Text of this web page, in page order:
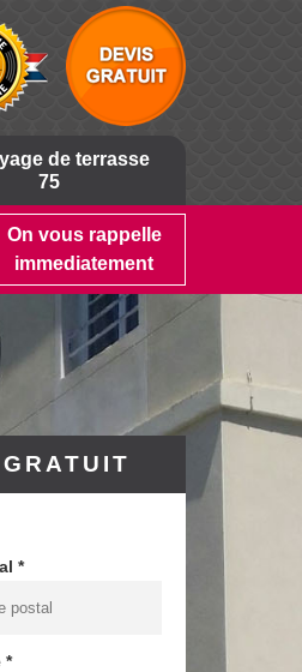
de terrasse
75
On vous rappelle
immediatement
*
*